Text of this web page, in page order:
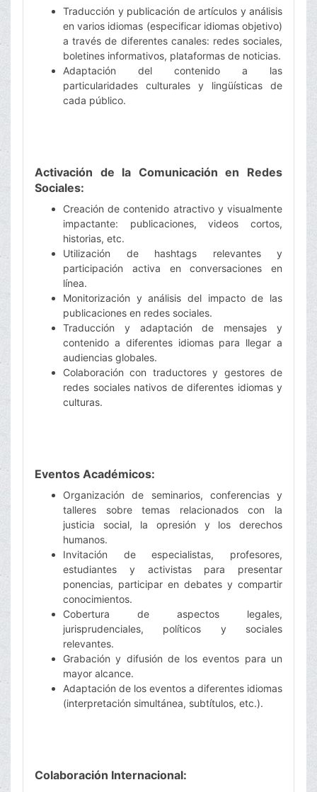
Traducción y publicación de artículos y análisis
en varios idiomas (especificar idiomas objetivo)
a través de diferentes canales: redes sociales,
boletines informativos, plataformas de noticias.
Adaptación del contenido a las
particularidades culturales y lingüísticas de
cada público.
Activación de la Comunicación en Redes
Sociales:
Creación de contenido atractivo y visualmente
impactante: publicaciones, videos cortos,
historias, etc.
Utilización de hashtags relevantes y
participación activa en conversaciones en
línea.
Monitorización y análisis del impacto de las
publicaciones en redes sociales.
Traducción y adaptación de mensajes y
contenido a diferentes idiomas para llegar a
audiencias globales.
Colaboración con traductores y gestores de
redes sociales nativos de diferentes idiomas y
culturas.
Eventos Académicos:
Organización de seminarios, conferencias y
talleres sobre temas relacionados con la
justicia social, la opresión y los derechos
humanos.
Invitación de especialistas, profesores,
estudiantes y activistas para presentar
ponencias, participar en debates y compartir
conocimientos.
Cobertura de aspectos legales,
jurisprudenciales, políticos y sociales
relevantes.
Grabación y difusión de los eventos para un
mayor alcance.
Adaptación de los eventos a diferentes idiomas
(interpretación simultánea, subtítulos, etc.).
Colaboración Internacional: